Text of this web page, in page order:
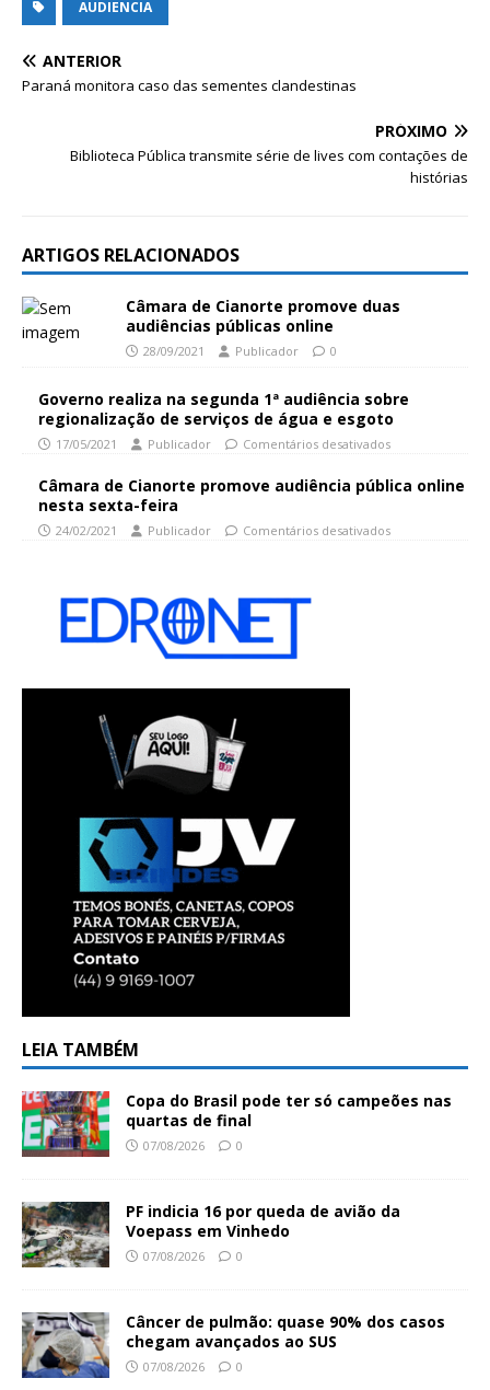
AUDIENCIA
ANTERIOR
Paraná monitora caso das sementes clandestinas
PRÓXIMO
Biblioteca Pública transmite série de lives com contações de
histórias
ARTIGOS RELACIONADOS
Câmara de Cianorte promove duas
audiências públicas online
28/09/2021 Publicador 0
Governo realiza na segunda 1ª audiência sobre
regionalização de serviços de água e esgoto
17/05/2021 Publicador Comentários desativados
Câmara de Cianorte promove audiência pública online
nesta sexta-feira
24/02/2021 Publicador Comentários desativados
LEIA TAMBÉM
Copa do Brasil pode ter só campeões nas
quartas de final
07/08/2026 0
PF indicia 16 por queda de avião da
Voepass em Vinhedo
07/08/2026 0
Câncer de pulmão: quase 90% dos casos
chegam avançados ao SUS
07/08/2026 0